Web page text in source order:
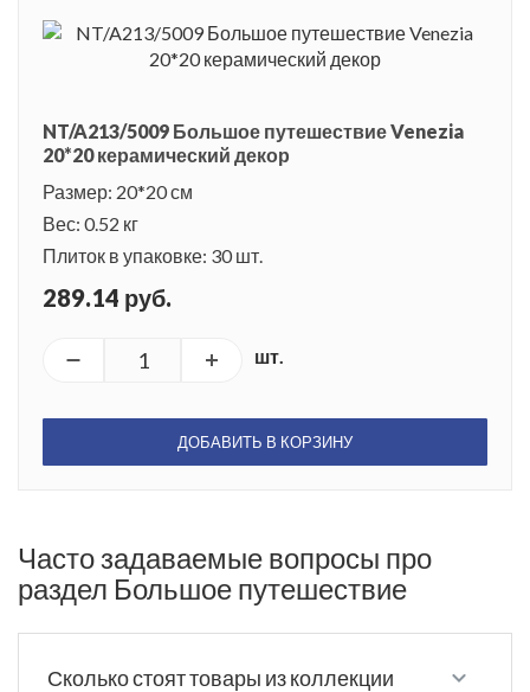
NT/A213/5009 Большое путешествие Venezia
20*20 керамический декор
Размер: 20*20 см
Вес: 0.52 кг
Плиток в упаковке: 30 шт.
289.14 руб.
шт.
ДОБАВИТЬ В КОРЗИНУ
Часто задаваемые вопросы про
раздел Большое путешествие
Сколько стоят товары из коллекции